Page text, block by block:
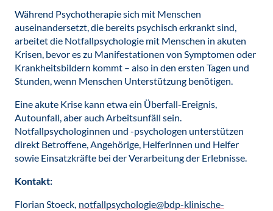
Während Psychotherapie sich mit Menschen
auseinandersetzt, die bereits psychisch erkrankt sind,
arbeitet die Notfallpsychologie mit Menschen in akuten
Krisen, bevor es zu Manifestationen von Symptomen oder
Krankheitsbildern kommt – also in den ersten Tagen und
Stunden, wenn Menschen Unterstützung benötigen.
Eine akute Krise kann etwa ein Überfall-Ereignis,
Autounfall, aber auch Arbeitsunfäll sein.
Notfallpsychologinnen und -psychologen unterstützen
direkt Betroffene, Angehörige, Helferinnen und Helfer
sowie Einsatzkräfte bei der Verarbeitung der Erlebnisse.
Kontakt:
Florian Stoeck, notfallpsychologie@bdp-klinische-